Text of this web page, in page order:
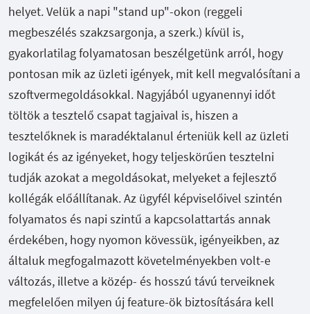
helyet. Velük a napi "stand up"-okon (reggeli
megbeszélés szakzsargonja, a szerk.) kívül is,
gyakorlatilag folyamatosan beszélgetünk arról, hogy
pontosan mik az üzleti igények, mit kell megvalósítani a
szoftvermegoldásokkal. Nagyjából ugyanennyi időt
töltök a tesztelő csapat tagjaival is, hiszen a
tesztelőknek is maradéktalanul érteniük kell az üzleti
logikát és az igényeket, hogy teljeskörűen tesztelni
tudják azokat a megoldásokat, melyeket a fejlesztő
kollégák előállítanak. Az ügyfél képviselőivel szintén
folyamatos és napi szintű a kapcsolattartás annak
érdekében, hogy nyomon kövessük, igényeikben, az
általuk megfogalmazott követelményekben volt-e
változás, illetve a közép- és hosszú távú terveiknek
megfelelően milyen új feature-ök biztosítására kell